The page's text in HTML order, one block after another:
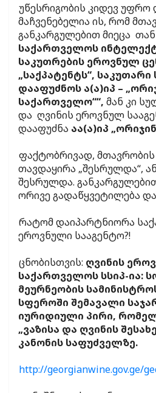
უწესრიგობის კიდევ უფრო
მაჩვენებელია ის, რომ
განკარგულებით მიეცა
საქართველოს
საკუთრების ეროვნულ
„საქპატენტს“,
დააფუძნოს ა(ა)იპ –
საქართველო““, მან კი
და ღვინის ეროვნულ
დააფუძნა აა(ა)იპ
ფაქტობრივად,
თავდაყირა „შესრულდა“,
შესრულდა.
ორივე გადაწყვეტილება
რატომ დაიპარტნიორა
ეროვნული სააგენტო?!
ცნობისთვის: ღვინის
საქართველოს სსიპ-ია:
მეურნეობის
სფეროში შემავალი
იურიდიული პირი,
„ვაზისა და ღვინის
კანონის საფუძველზე.
http://georgianwine.gov.ge/